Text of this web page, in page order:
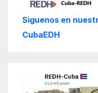
Siguenos en
CubaEDH